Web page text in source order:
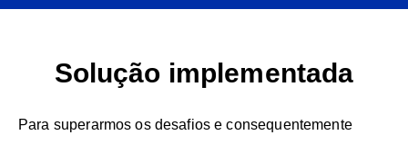
Solução implementada
Para superarmos os desafios e consequentemente